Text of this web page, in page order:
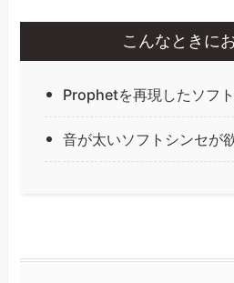
こんなときに
Prophetを再現したソフ
音が太いソフトシンセが